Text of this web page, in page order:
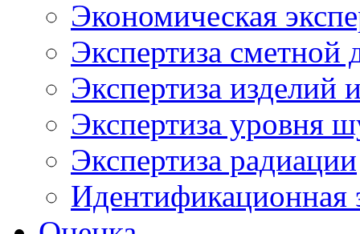
Экономическая
Экспертиза сметной
Экспертиза изделий
Экспертиза уровня
Экспертиза радиации
Идентификационная